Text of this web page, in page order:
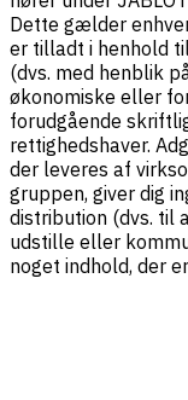
Dette gælder
er tilladt i henhold
(dvs. med henblik
økonomiske eller
forudgående
rettighedshaver.
der leveres af
gruppen, giver dig
distribution (dvs. til
udstille eller
noget indhold, der